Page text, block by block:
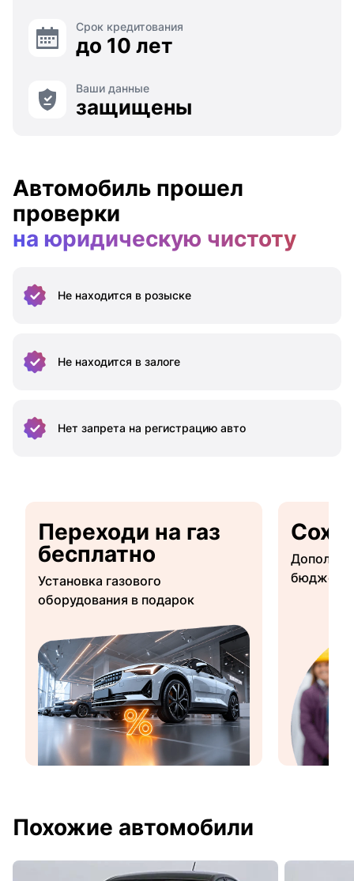
Срок кредитования
до 10 лет
Ваши данные
защищены
Автомобиль прошел
проверки
на юридическую чистоту
Не находится в розыске
Не находится в залоге
Нет запрета на регистрацию авто
Переходи на газ
бесплатно
Установка газового
оборудования в подарок
Похожие автомобили